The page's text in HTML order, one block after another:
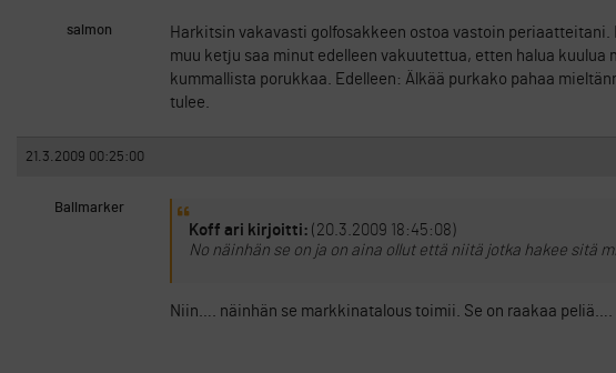
salmon
Harkitsin vakavasti golfosakkeen ostoa vastoin
muu ketju saa minut edelleen vakuutettua, etten halua
kummallista porukkaa. Edelleen: Älkää purkako pahaa
tulee.
21.3.2009 00:25:00
Ballmarker
Koff ari kirjoitti: (20.3.2009 18:45:08)
No näinhän se on ja on aina ollut että niitä jotka hakee sitä
Niin…. näinhän se markkinatalous toimii. Se on raakaa peliä….